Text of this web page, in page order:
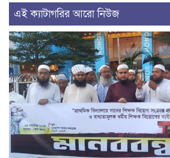
এই ক্যাটাগরির আরো নিউজ